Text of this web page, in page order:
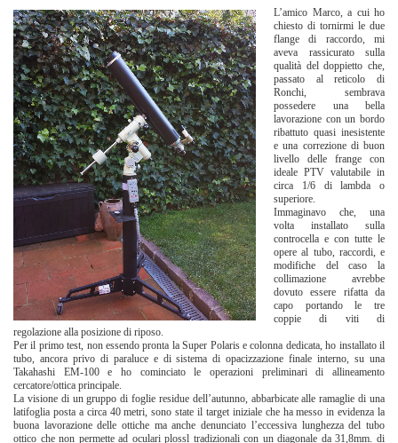
L’amico Marco, a cui ho
chiesto di tornirmi le due
flange di raccordo, mi
aveva rassicurato sulla
qualità del doppietto che,
passato al reticolo di
Ronchi, sembrava
possedere una bella
lavorazione con un bordo
ribattuto quasi inesistente
e una correzione di buon
livello delle frange con
ideale PTV valutabile in
circa 1/6 di lambda o
superiore.
Immaginavo che, una
volta installato sulla
controcella e con tutte le
opere al tubo, raccordi, e
modifiche del caso la
collimazione avrebbe
dovuto essere rifatta da
capo portando le tre
coppie di viti di
regolazione alla posizione di riposo.
Per il primo test, non essendo pronta la Super Polaris e colonna dedicata, ho installato il
tubo, ancora privo di paraluce e di sistema di opacizzazione finale interno, su una
Takahashi EM-100 e ho cominciato le operazioni preliminari di allineamento
cercatore/ottica principale.
La visione di un gruppo di foglie residue dell’autunno, abbarbicate alle ramaglie di una
latifoglia posta a circa 40 metri, sono state il target iniziale che ha messo in evidenza la
buona lavorazione delle ottiche ma anche denunciato l’eccessiva lunghezza del tubo
ottico che non permette ad oculari plossl tradizionali con un diagonale da 31,8mm. di